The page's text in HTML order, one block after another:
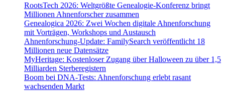
RootsTech 2026: Weltgrößte Genealogie-Konferenz bringt
Millionen Ahnenforscher zusammen
Genealogica 2026: Zwei Wochen digitale Ahnenforschung
mit Vorträgen, Workshops und Austausch
Ahnenforschung-Update: FamilySearch veröffentlicht 18
Millionen neue Datensätze
MyHeritage: Kostenloser Zugang über Halloween zu über 1,5
Milliarden Sterberegistern
Boom bei DNA-Tests: Ahnenforschung erlebt rasant
wachsenden Markt